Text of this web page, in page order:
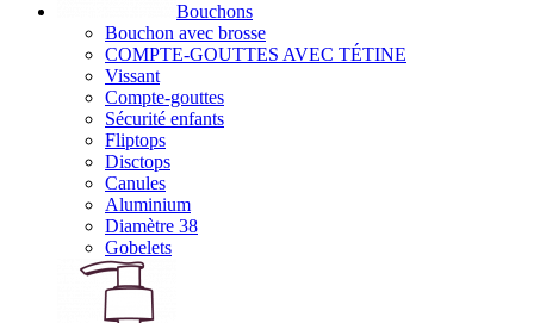
Bouchons
Bouchon avec brosse
COMPTE-GOUTTES AVEC TÉTINE
Vissant
Compte-gouttes
Sécurité enfants
Fliptops
Disctops
Canules
Aluminium
Diamètre 38
Gobelets